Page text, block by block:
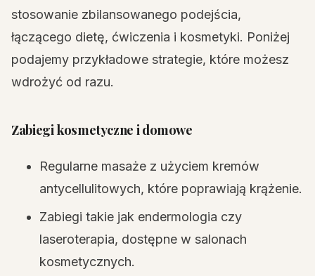
stosowanie zbilansowanego podejścia,
łączącego dietę, ćwiczenia i kosmetyki. Poniżej
podajemy przykładowe strategie, które możesz
wdrożyć od razu.
Zabiegi kosmetyczne i domowe
Regularne masaże z użyciem kremów
antycellulitowych, które poprawiają krążenie.
Zabiegi takie jak endermologia czy
laseroterapia, dostępne w salonach
kosmetycznych.